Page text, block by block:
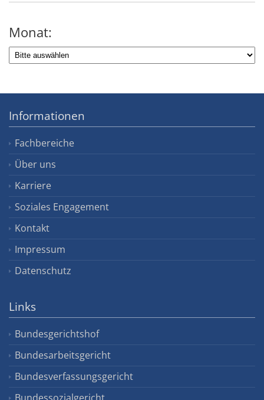
Monat:
Informationen
Fachbereiche
Über uns
Karriere
Soziales Engagement
Kontakt
Impressum
Datenschutz
Links
Bundesgerichtshof
Bundesarbeitsgericht
Bundesverfassungsgericht